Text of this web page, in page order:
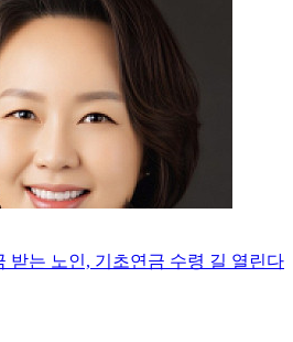
받는 노인, 기초연금 수령 길 열린다